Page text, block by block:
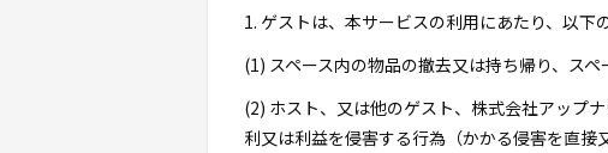
1. ゲストは、本サービスの利用にあたり、以下
(1) スペース内の物品の撤去又は持ち帰り、ス
(2) ホスト、又は他のゲスト、株式会社アップ
利又は利益を侵害する行為（かかる侵害を直接